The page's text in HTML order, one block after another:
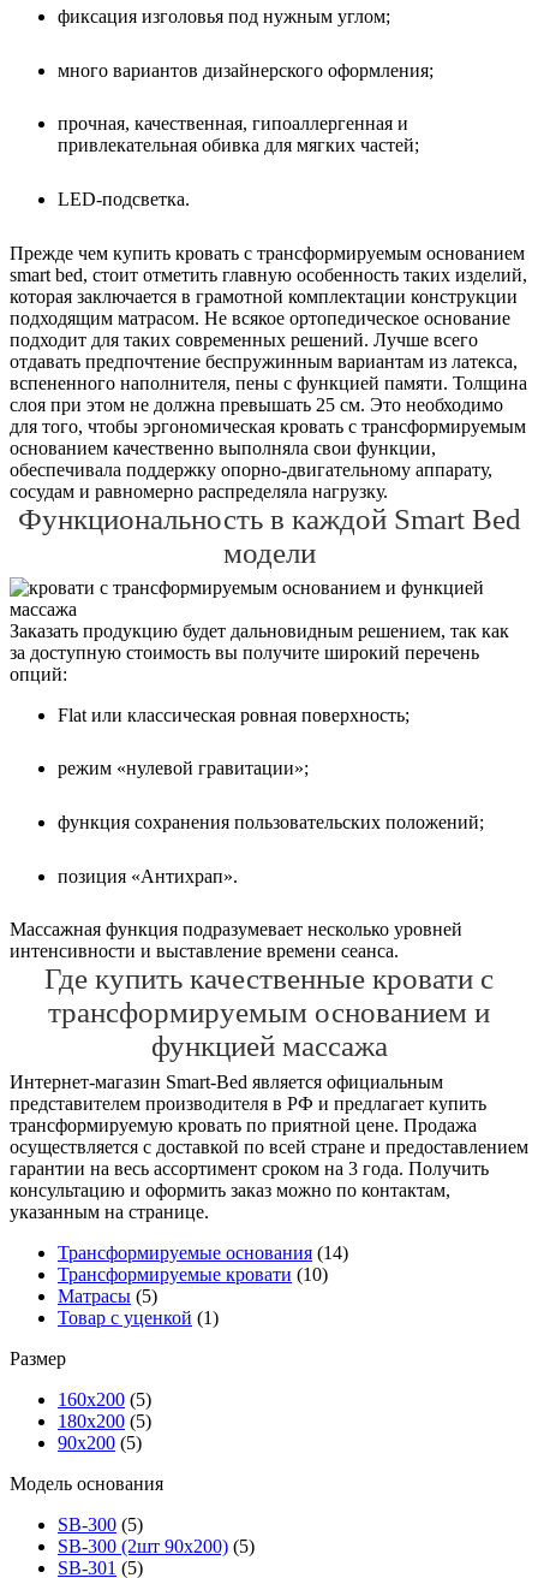
фиксация изголовья под нужным углом;
много вариантов дизайнерского оформления;
прочная, качественная, гипоаллергенная и
привлекательная обивка для мягких частей;
LED-подсветка.
Прежде чем купить кровать с трансформируемым основанием
smart bed, стоит отметить главную особенность таких изделий,
которая заключается в грамотной комплектации конструкции
подходящим матрасом. Не всякое ортопедическое основание
подходит для таких современных решений. Лучше всего
отдавать предпочтение беспружинным вариантам из латекса,
вспененного наполнителя, пены с функцией памяти. Толщина
слоя при этом не должна превышать 25 см. Это необходимо
для того, чтобы эргономическая кровать с трансформируемым
основанием качественно выполняла свои функции,
обеспечивала поддержку опорно-двигательному аппарату,
сосудам и равномерно распределяла нагрузку.
Функциональность в каждой Smart Bed
модели
Заказать продукцию будет дальновидным решением, так как
за доступную стоимость вы получите широкий перечень
опций:
Flat или классическая ровная поверхность;
режим «нулевой гравитации»;
функция сохранения пользовательских положений;
позиция «Антихрап».
Массажная функция подразумевает несколько уровней
интенсивности и выставление времени сеанса.
Где купить качественные кровати с
трансформируемым основанием и
функцией массажа
Интернет-магазин Smart-Bed является официальным
представителем производителя в РФ и предлагает купить
трансформируемую кровать по приятной цене. Продажа
осуществляется с доставкой по всей стране и предоставлением
гарантии на весь ассортимент сроком на 3 года. Получить
консультацию и оформить заказ можно по контактам,
указанным на странице.
Трансформируемые основания (14)
Трансформируемые кровати (10)
Матрасы (5)
Товар с уценкой (1)
Размер
160х200 (5)
180х200 (5)
90х200 (5)
Модель основания
SB-300 (5)
SB-300 (2шт 90х200) (5)
SB-301 (5)